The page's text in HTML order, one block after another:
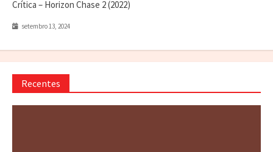
Crítica – Horizon Chase 2 (2022)
setembro 13, 2024
Recentes